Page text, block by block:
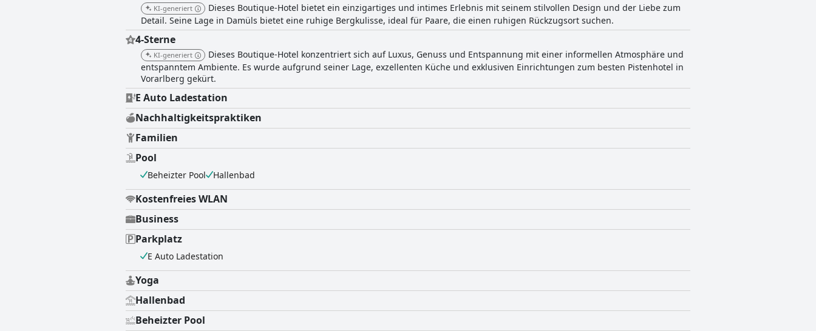
KI-generiert
Dieses Boutique-Hotel bietet ein einzigartiges und intimes Erlebnis mit seinem stilvollen Design und der Liebe zum
Detail. Seine Lage in Damüls bietet eine ruhige Bergkulisse, ideal für Paare, die einen ruhigen Rückzugsort suchen.
4-Sterne
KI-generiert
Dieses Boutique-Hotel konzentriert sich auf Luxus, Genuss und Entspannung mit einer informellen Atmosphäre und
entspanntem Ambiente. Es wurde aufgrund seiner Lage, exzellenten Küche und exklusiven Einrichtungen zum besten Pistenhotel in
Vorarlberg gekürt.
E Auto Ladestation
Nachhaltigkeitspraktiken
Familien
Pool
Beheizter Pool Hallenbad
Kostenfreies WLAN
Business
Parkplatz
E Auto Ladestation
Yoga
Hallenbad
Beheizter Pool